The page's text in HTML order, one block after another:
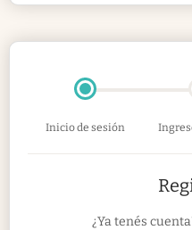
Inicio de sesión
¿Ya tenés